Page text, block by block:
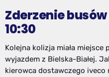
Zderzenie
10:30
Kolejna kolizja miała
wyjazdem z Bielska-Białej.
kierowca dostawczego iveco